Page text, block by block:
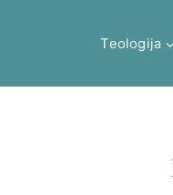
Teologija